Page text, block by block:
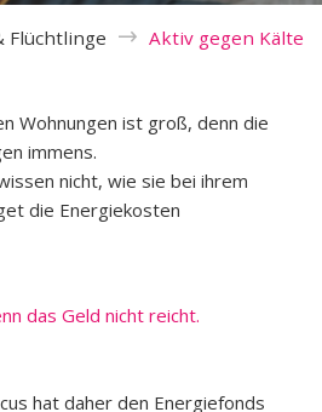
Flüchtlinge
Aktiv gegen Kälte
Wohnungen ist groß, denn die
immens.
nicht, wie sie bei ihrem
die Energiekosten
das Geld nicht reicht.
hat daher den Energiefonds